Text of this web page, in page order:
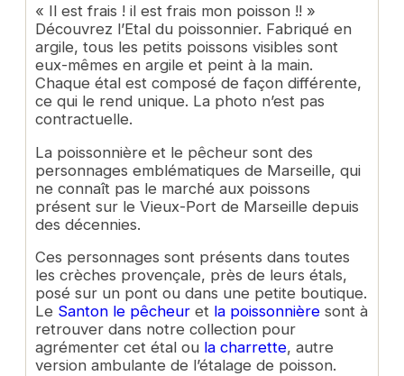
« Il est frais ! il est frais mon poisson !! »
Découvrez l’Etal du poissonnier. Fabriqué en
argile, tous les petits poissons visibles sont
eux-mêmes en argile et peint à la main.
Chaque étal est composé de façon différente,
ce qui le rend unique. La photo n’est pas
contractuelle.
La poissonnière et le pêcheur sont des
personnages emblématiques de Marseille, qui
ne connaît pas le marché aux poissons
présent sur le Vieux-Port de Marseille depuis
des décennies.
Ces personnages sont présents dans toutes
les crèches provençale, près de leurs étals,
posé sur un pont ou dans une petite boutique.
Le Santon le pêcheur et la poissonnière sont à
retrouver dans notre collection pour
agrémenter cet étal ou la charrette, autre
version ambulante de l’étalage de poisson.